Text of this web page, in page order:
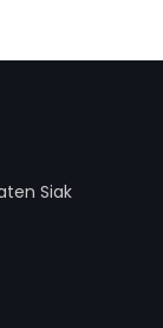
Siak